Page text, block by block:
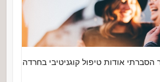
אודות טיפול קוגניטיבי בחרדה